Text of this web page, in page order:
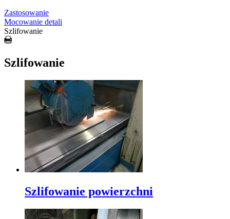
Zastosowanie
Mocowanie detali
Szlifowanie
Szlifowanie
Szlifowanie powierzchni